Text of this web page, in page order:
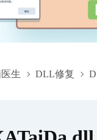
生 DLL修复
下载